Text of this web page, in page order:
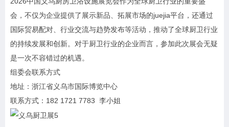
会，不仅为企业提供了展示新品、拓展市场的juejia平台，还通过
国际贸易配对、行业交流与趋势发布等活动，推动了全球厨卫行业
的持续发展和创新。对于厨卫行业的企业而言，参加此次展会无疑
是一次不容错过的机遇。
组委会联系方式
地址：浙江省义乌市国际博览中心
联系方式：182 1721 7783 李小姐